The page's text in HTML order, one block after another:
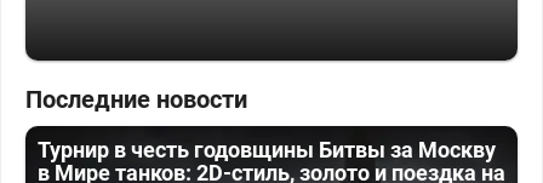
Последние новости
Турнир в честь годовщины Битвы за Москву
в Мире танков: 2D-стиль, золото и поездка на